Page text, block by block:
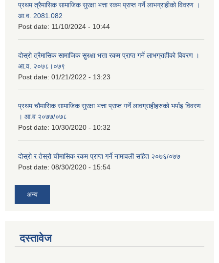
प्रथम त्रैमासिक सामाजिक सुरक्षा भत्ता रकम प्राप्त गर्ने लाभग्राहीको विवरण ।
आ.व. 2081.082
Post date: 11/10/2024 - 10:44
दोस्रो त्रैमासिक सामाजिक सुरक्षा भत्ता रकम प्राप्त गर्ने लाभग्राहीको विवरण ।
आ.व. २०७८।०७९
Post date: 01/21/2022 - 13:23
प्रथम चौमासिक सामाजिक सुरक्षा भत्ता प्राप्त गर्ने लावग्राहीहरुको भर्पाइ विवरण
। आ.व २०७७/०७८
Post date: 10/30/2020 - 10:32
दोस्रो र तेस्रो चौमासिक रकम प्राप्त गर्ने नामावली सहित २०७६/०७७
Post date: 08/30/2020 - 15:54
अन्य
दस्तावेज